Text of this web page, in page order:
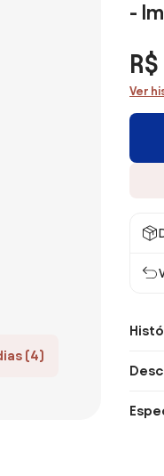
(4)
-
Ver